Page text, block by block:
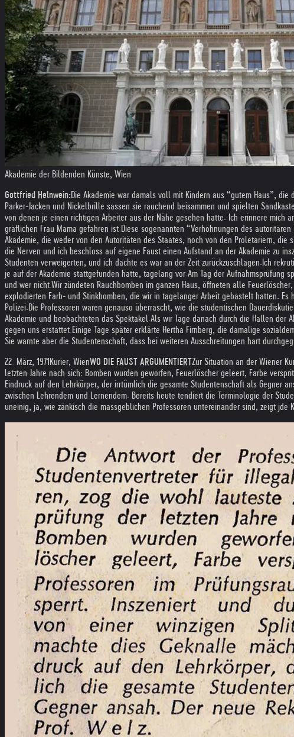
Akademie der Bildenden Künste, Wien
Gottfried Helnwein: Die Akademie war damals voll mit Kindern aus “gutem Haus”,
Parker-Jacken und Nickelbrille sassen sie rauchend beisammen und spielten
von denen je einen richtigen Arbeiter aus der Nähe gesehen hatte. Ich erinnere mich
gräflichen Frau Mama gefahren ist. Diese sogenannten “Verhöhnungen des
Akademie, die weder von den Autoritäten des Staates, noch von den Proletariern,
die Nerven und ich beschloss auf eigene Faust einen Aufstand an der Akademie zu
Studenten verweigerten, und ich dachte es war an der Zeit zurückzuschlagen. Ich
je auf der Akademie stattgefunden hatte, tagelang vor.Am Tag der Aufnahmsprüfung
und wer nicht.Wir zündeten Rauchbomben im ganzen Haus, öffneten alle
explodierten Farb- und Stinkbomben, die wir in tagelanger Arbeit gebastelt hatten.
Polizei. Die Professoren waren genauso überrascht, wie die studentischen
Akademie und beobachteten das Spektakel.Als wir Tage danach durch die Hallen der
gegen uns erstattet.Einige Tage später erklärte Hertha Firnberg, die damalige
Sie warnte aber die Studentenschaft, dass bei weiteren Ausschreitungen hart
22. März, 1971 Kurier, WienWO DIE FAUST ARGUMENTIERTZur Situation an der Wiener
letzten Jahre nach sich: Bomben wurden geworfen, Feuerlöscher geleert, Farbe
Eindruck auf den Lehrkörper, der irrtümlich die gesamte Studentenschaft als Gegner
zwischen Lehrendem und Lernendem. Bereits heute tendiert die Terminologie der
uneinig, ja, wie zänkisch die massgeblichen Professoren untereinander sind, zeigt